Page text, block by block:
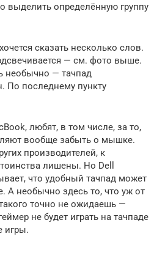
выделить определённую группу
сказать несколько слов.
— см. фото выше.
необычно — тачпад
По последнему пункту
любят, в том числе, за то,
вообще забыть о мышке.
производителей, к
лишены. Но Dell
что удобный тачпад может
А необычно здесь то, что уж от
точно не ожидаешь —
не будет играть на тачпаде
игры.